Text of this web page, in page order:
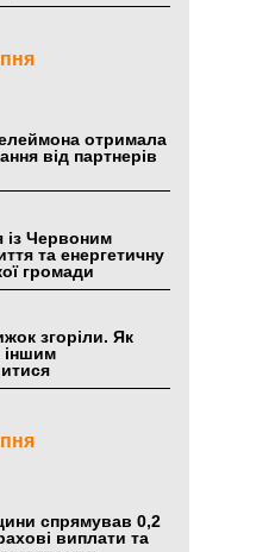
отримала
від партнерів
із Червоним
та енергетичну
громади
згоріли. Як
іншим
спрямував 0,2
виплати та